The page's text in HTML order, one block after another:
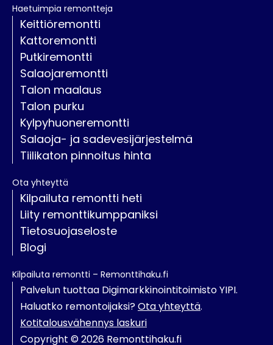
Haetuimpia remontteja
Keittiöremontti
Kattoremontti
Putkiremontti
Salaojaremontti
Talon maalaus
Talon purku
Kylpyhuoneremontti
Salaoja- ja sadevesijärjestelmä
Tiilikaton pinnoitus hinta
Ota yhteyttä
Kilpailuta remontti heti
Liity remonttikumppaniksi
Tietosuojaseloste
Blogi
Kilpailuta remontti – Remonttihaku.fi
Palvelun tuottaa Digimarkkinointitoimisto YIPI.
Haluatko remontoijaksi?Ota yhteyttä.
Kotitalousvähennys laskuri
Copyright © 2026 Remonttihaku.fi